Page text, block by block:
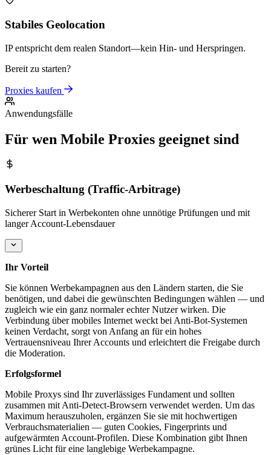
Stabiles Geolocation
IP entspricht dem realen Standort—kein Hin- und Herspringen.
Bereit zu starten?
Proxies kaufen
Anwendungsfälle
Für wen Mobile Proxies geeignet sind
Werbeschaltung (Traffic-Arbitrage)
Sicherer Start in Werbekonten ohne unnötige Prüfungen und mit
langer Account-Lebensdauer
Ihr Vorteil
Sie können Werbekampagnen aus den Ländern starten, die Sie
benötigen, und dabei die gewünschten Bedingungen wählen — und
zugleich wie ein ganz normaler echter Nutzer wirken. Die
Verbindung über mobiles Internet weckt bei Anti-Bot-Systemen
keinen Verdacht, sorgt von Anfang an für ein hohes
Vertrauensniveau Ihrer Accounts und erleichtert die Freigabe durch
die Moderation.
Erfolgsformel
Mobile Proxys sind Ihr zuverlässiges Fundament und sollten
zusammen mit Anti-Detect-Browsern verwendet werden. Um das
Maximum herauszuholen, ergänzen Sie sie mit hochwertigen
Verbrauchsmaterialien — guten Cookies, Fingerprints und
aufgewärmten Account-Profilen. Diese Kombination gibt Ihnen
grünes Licht für eine langlebige Werbekampagne.